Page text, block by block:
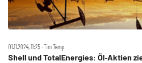
01.11.2024, 11:25 ‧ Tim Temp
Shell und TotalEnergies: Öl‑Aktien